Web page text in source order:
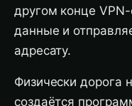
другом конце
данные и
адресату.
Физически дорога
создаётся